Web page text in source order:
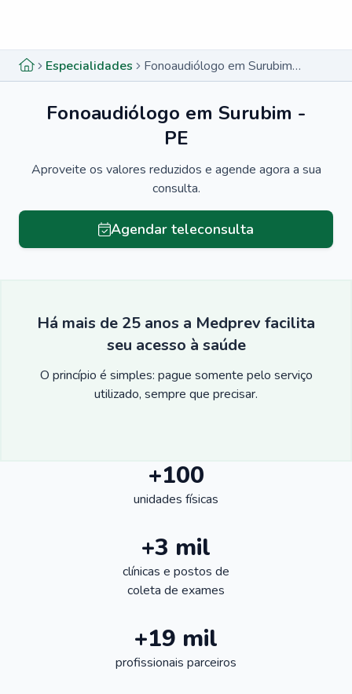
Especialidades Fonoaudiólogo em Surubim - PE
Fonoaudiólogo em Surubim -
PE
Aproveite os valores reduzidos e agende agora a sua
consulta.
Agendar teleconsulta
Há mais de 25 anos a Medprev facilita
seu acesso à saúde
O princípio é simples: pague somente pelo serviço
utilizado, sempre que precisar.
+100
unidades físicas
+3 mil
clínicas e postos de
coleta de exames
+19 mil
profissionais parceiros